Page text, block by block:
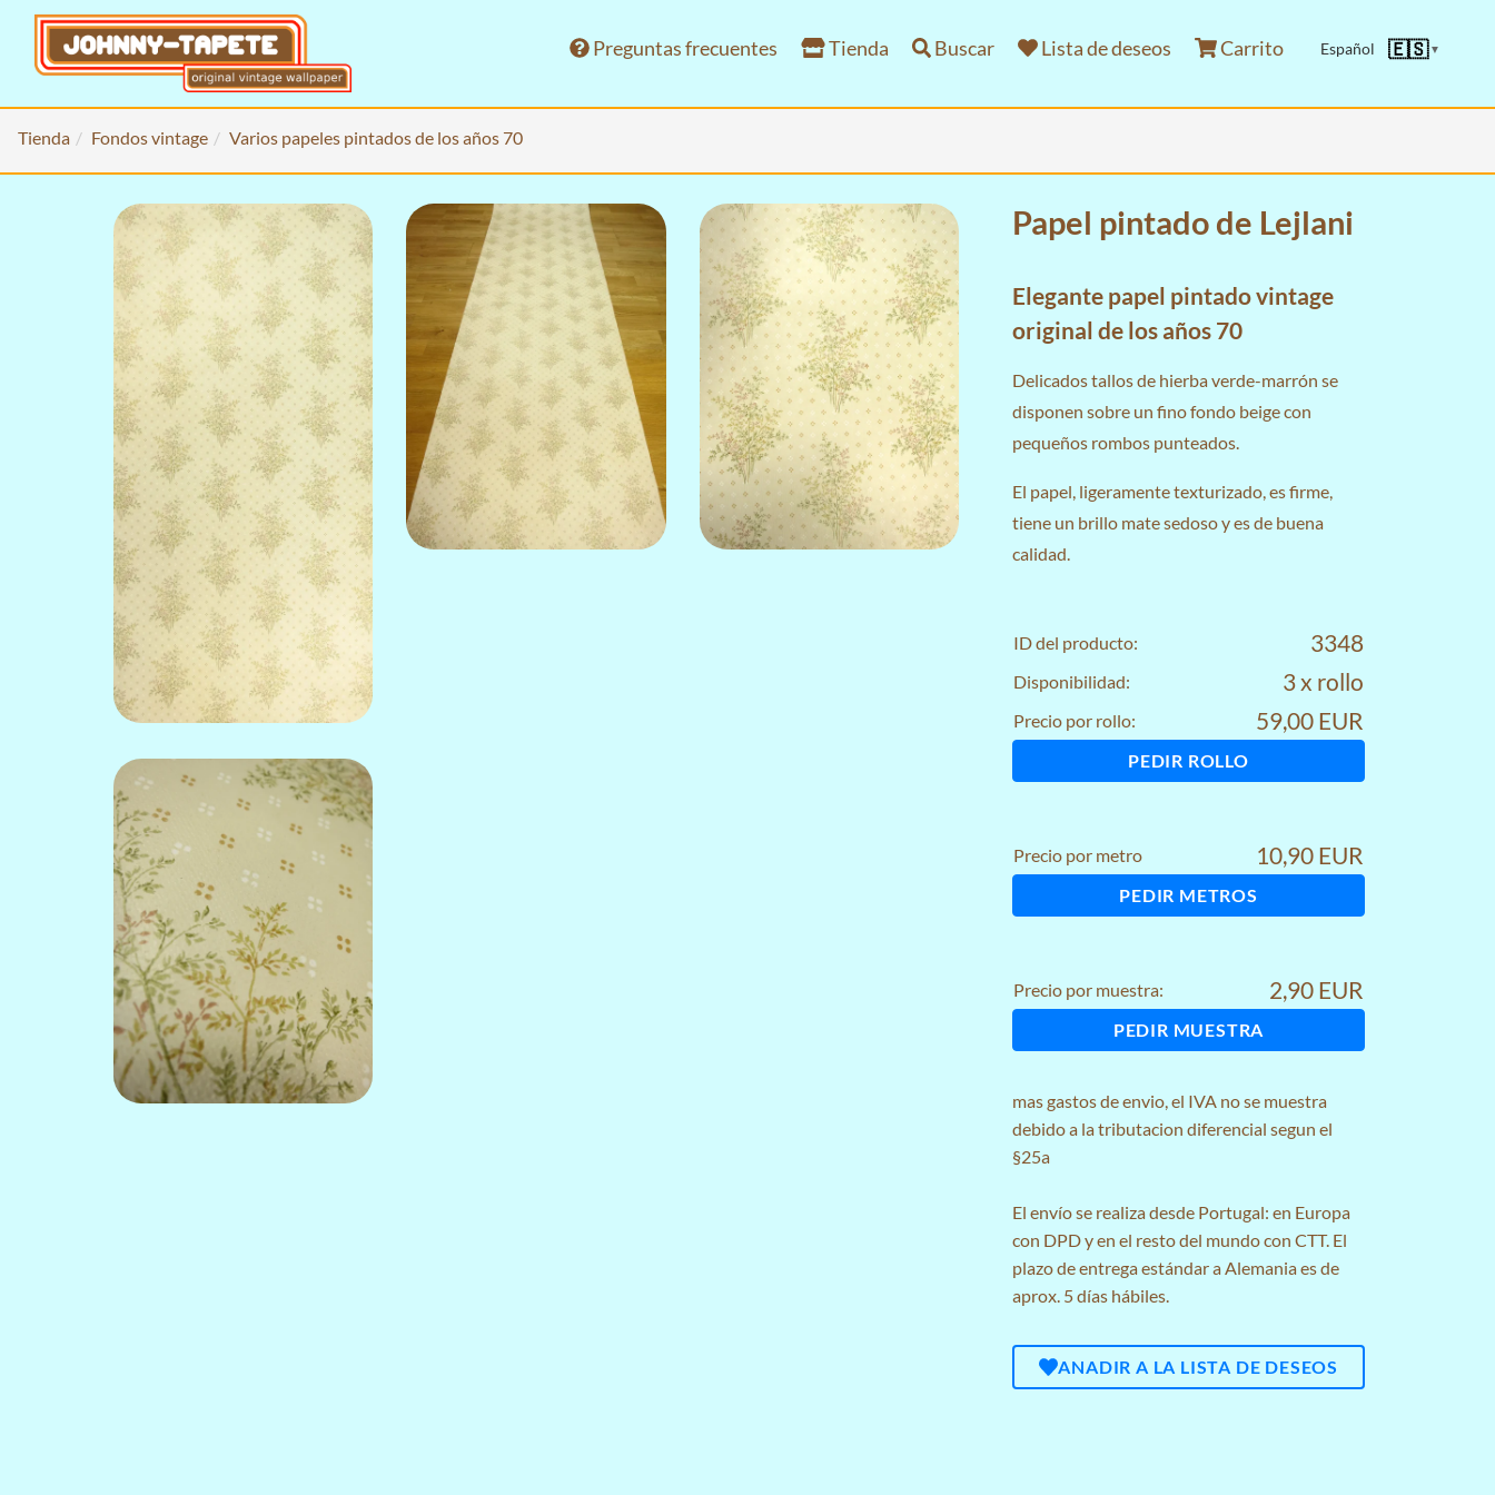
Preguntas frecuentes Tienda Buscar Lista de deseos Carrito Español 🇪🇸▼
Tienda Fondos vintage Varios papeles pintados de los años 70
Papel pintado de Lejlani
Elegante papel pintado vintage
original de los años 70
Delicados tallos de hierba verde-marrón se
disponen sobre un fino fondo beige con
pequeños rombos punteados.
El papel, ligeramente texturizado, es firme,
tiene un brillo mate sedoso y es de buena
calidad.
ID del producto: 3348
Disponibilidad: 3 x rollo
Precio por rollo: 59,00 EUR
PEDIR ROLLO
Precio por metro 10,90 EUR
PEDIR METROS
Precio por muestra: 2,90 EUR
PEDIR MUESTRA
masgastos de envio, el IVA no se muestra
debido a la tributacion diferencial segun el
§25a
El envío se realiza desde Portugal: en Europa
con DPD y en el resto del mundo con CTT. El
plazo de entrega estándar a Alemania es de
aprox. 5 días hábiles.
ANADIR A LA LISTA DE DESEOS